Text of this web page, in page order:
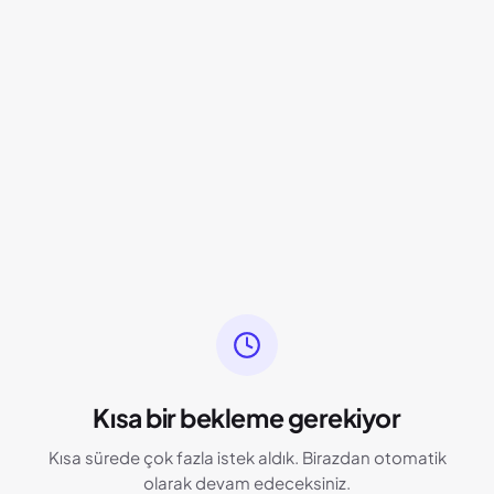
Kısa bir bekleme gerekiyor
Kısa sürede çok fazla istek aldık. Birazdan otomatik
olarak devam edeceksiniz.